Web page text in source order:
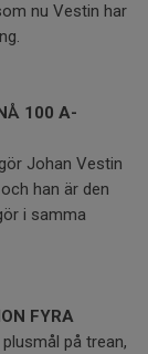
nu Vestin har
100 A-
Johan Vestin
han är den
i samma
FYRA
på trean,